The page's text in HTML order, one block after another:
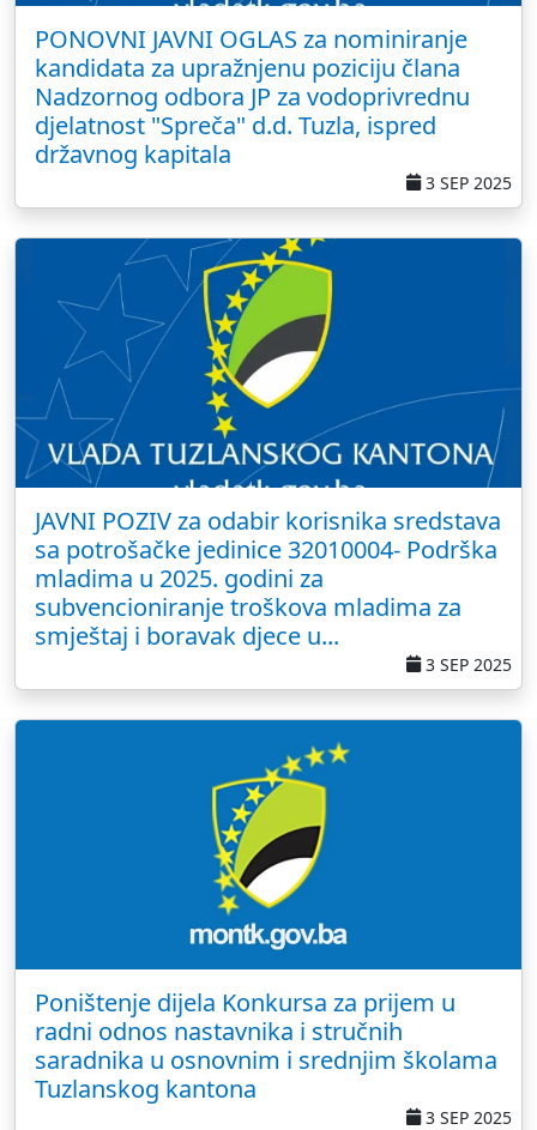
PONOVNI JAVNI OGLAS za nominiranje
kandidata za upražnjenu poziciju člana
Nadzornog odbora JP za vodoprivrednu
djelatnost "Spreča" d.d. Tuzla, ispred
državnog kapitala
3 SEP 2025
JAVNI POZIV za odabir korisnika sredstava
sa potrošačke jedinice 32010004- Podrška
mladima u 2025. godini za
subvencioniranje troškova mladima za
smještaj i boravak djece u...
3 SEP 2025
Poništenje dijela Konkursa za prijem u
radni odnos nastavnika i stručnih
saradnika u osnovnim i srednjim školama
Tuzlanskog kantona
3 SEP 2025